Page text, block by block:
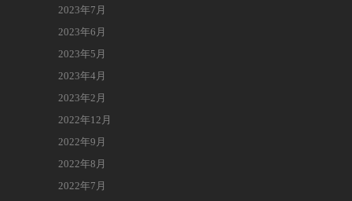
2023年7月
2023年6月
2023年5月
2023年4月
2023年2月
2022年12月
2022年9月
2022年8月
2022年7月